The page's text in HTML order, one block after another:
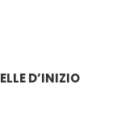
D’INIZIO